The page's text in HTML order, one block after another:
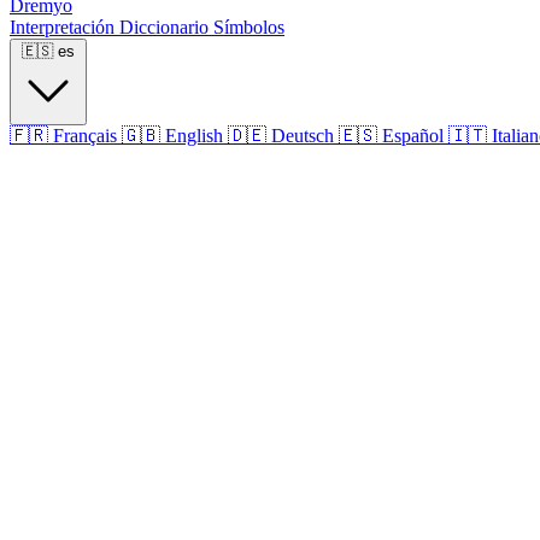
Dremyo
Interpretación Diccionario Símbolos
🇪🇸 es
🇫🇷 Français 🇬🇧 English 🇩🇪 Deutsch 🇪🇸 Español 🇮🇹